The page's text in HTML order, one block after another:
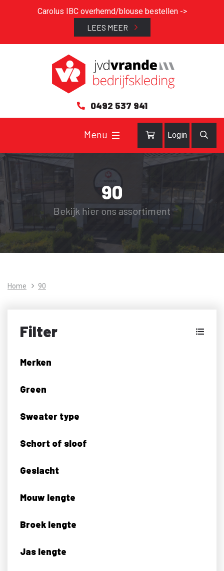
Carolus IBC overhemd/blouse bestellen ->
LEES MEER
0492 537 941
Login
90
Bekijk hier ons assortiment
Home 90
Filter
Merken
Green
Sweater type
Schort of sloof
Geslacht
Mouw lengte
Broek lengte
Jas lengte